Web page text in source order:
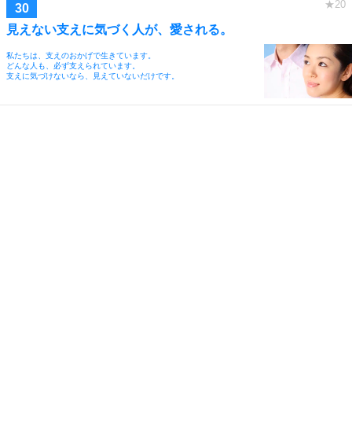
見えない支えに気づく人が、愛される。
私たちは、支えのおかげで生きています。
どんな人も、必ず支えられています。
支えに気づけないなら、見えていないだけです。